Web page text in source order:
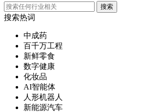
搜索
搜索热词
中成药
百千万工程
新鲜零食
数字健康
化妆品
AI智能体
人形机器人
新能源汽车